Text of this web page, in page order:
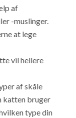
af
-muslinger.
at lege
vil hellere
af skåle
katten bruger
type din